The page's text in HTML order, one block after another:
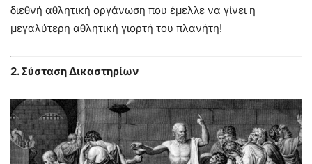
διεθνή αθλητική οργάνωση που έμελλε να γίνει η
μεγαλύτερη αθλητική γιορτή του πλανήτη!
2. Σύσταση Δικαστηρίων